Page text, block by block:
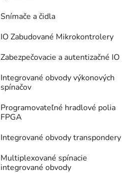
Snímače a čidla
IO Zabudované Mikrokontrolery
Zabezpečovacie a autentizačné IO
Integrované obvody výkonových
spínačov
Programovateľné hradlové polia
FPGA
Integrované obvody transpondery
Multiplexované spínacie
integrované obvody